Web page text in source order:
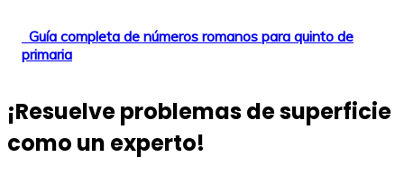
Guía completa de números romanos para quinto de
primaria
¡Resuelve problemas de superficie
como un experto!